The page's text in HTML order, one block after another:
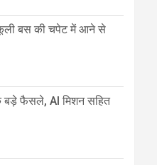
बस की चपेट में आने से
बड़े फैसले, AI मिशन सहित